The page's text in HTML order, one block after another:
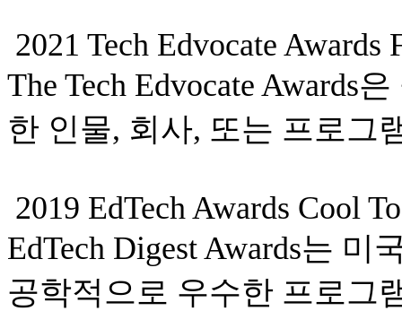
2021 Tech Edvocate Awards
The Tech Edvocate Awards
한 인물, 회사, 또는 프로그
2019 EdTech Awards Cool
EdTech Digest Awards는 미
공학적으로 우수한 프로그